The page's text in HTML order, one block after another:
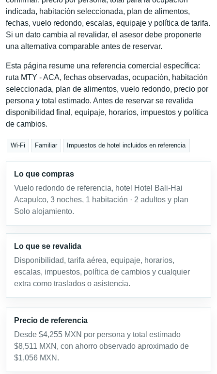
indicada, habitación seleccionada, plan de alimentos,
fechas, vuelo redondo, escalas, equipaje y política de tarifa.
Si un dato cambia al revalidar, el asesor debe proponerte
una alternativa comparable antes de reservar.
Esta página resume una referencia comercial específica:
ruta MTY - ACA, fechas observadas, ocupación, habitación
seleccionada, plan de alimentos, vuelo redondo, precio por
persona y total estimado. Antes de reservar se revalida
disponibilidad final, equipaje, horarios, impuestos y política
de cambios.
Wi-Fi Familiar Impuestos de hotel incluidos en referencia
Lo que compras
Vuelo redondo de referencia, hotel Hotel Bali-Hai
Acapulco, 3 noches, 1 habitación · 2 adultos y plan
Solo alojamiento.
Lo que se revalida
Disponibilidad, tarifa aérea, equipaje, horarios,
escalas, impuestos, política de cambios y cualquier
extra como traslados o asistencia.
Precio de referencia
Desde $4,255 MXN por persona y total estimado
$8,511 MXN, con ahorro observado aproximado de
$1,056 MXN.